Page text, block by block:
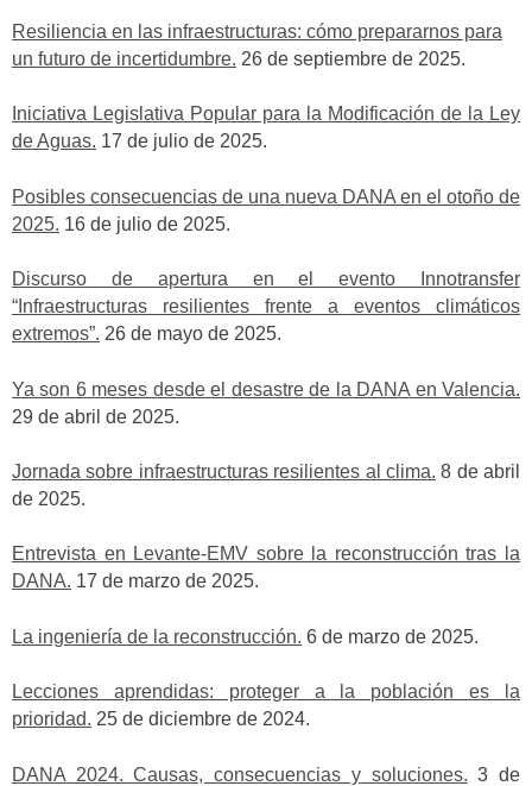
Resiliencia en las infraestructuras: cómo prepararnos para
un futuro de incertidumbre. 26 de septiembre de 2025.
Iniciativa Legislativa Popular para la Modificación de la Ley
de Aguas. 17 de julio de 2025.
Posibles consecuencias de una nueva DANA en el otoño de
2025. 16 de julio de 2025.
Discurso de apertura en el evento Innotransfer
“Infraestructuras resilientes frente a eventos climáticos
extremos”. 26 de mayo de 2025.
Ya son 6 meses desde el desastre de la DANA en Valencia.
29 de abril de 2025.
Jornada sobre infraestructuras resilientes al clima. 8 de abril
de 2025.
Entrevista en Levante-EMV sobre la reconstrucción tras la
DANA. 17 de marzo de 2025.
La ingeniería de la reconstrucción. 6 de marzo de 2025.
Lecciones aprendidas: proteger a la población es la
prioridad. 25 de diciembre de 2024.
DANA 2024. Causas, consecuencias y soluciones. 3 de